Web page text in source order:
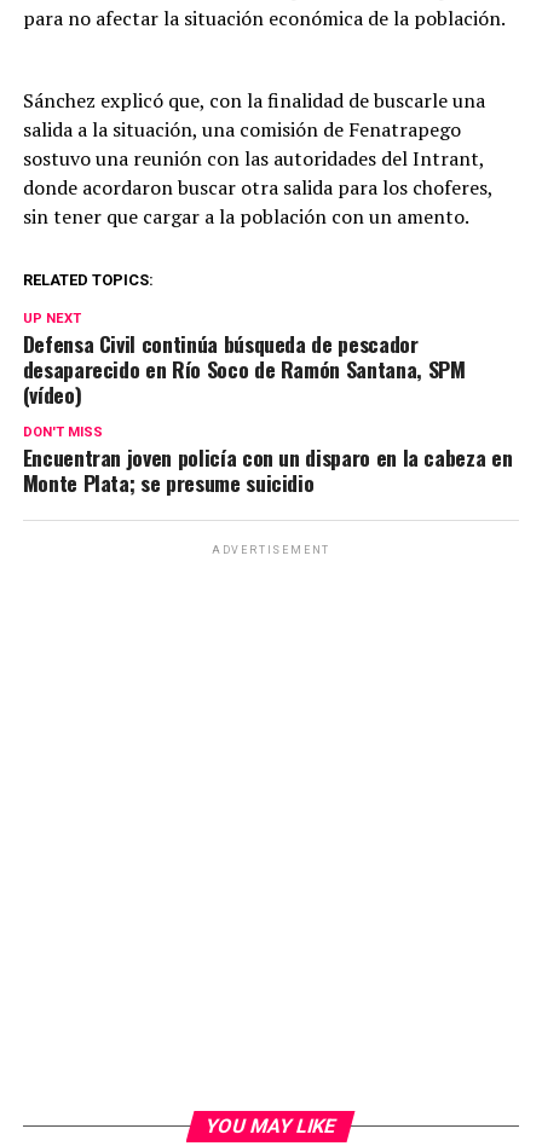
para no afectar la situación económica de la población.
Sánchez explicó que, con la finalidad de buscarle una
salida a la situación, una comisión de Fenatrapego
sostuvo una reunión con las autoridades del Intrant,
donde acordaron buscar otra salida para los choferes,
sin tener que cargar a la población con un amento.
RELATED TOPICS:
UP NEXT
Defensa Civil continúa búsqueda de pescador
desaparecido en Río Soco de Ramón Santana, SPM
(vídeo)
DON'T MISS
Encuentran joven policía con un disparo en la cabeza en
Monte Plata; se presume suicidio
ADVERTISEMENT
YOU MAY LIKE